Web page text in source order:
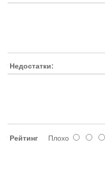
Недостатки:
Рейтинг Плохо